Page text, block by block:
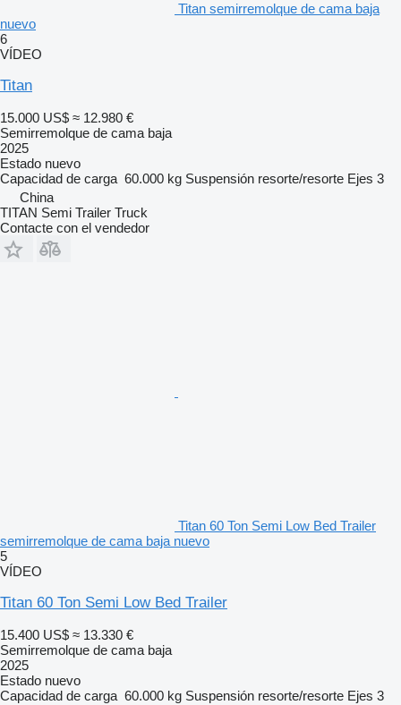
Titan semirremolque de cama baja
nuevo
6
VÍDEO
Titan
15.000 US$ ≈ 12.980 €
Semirremolque de cama baja
2025
Estado nuevo
Capacidad de carga 60.000 kg Suspensión resorte/resorte Ejes 3
China
TITAN Semi Trailer Truck
Contacte con el vendedor
Titan 60 Ton Semi Low Bed Trailer
semirremolque de cama baja nuevo
5
VÍDEO
Titan 60 Ton Semi Low Bed Trailer
15.400 US$ ≈ 13.330 €
Semirremolque de cama baja
2025
Estado nuevo
Capacidad de carga 60.000 kg Suspensión resorte/resorte Ejes 3